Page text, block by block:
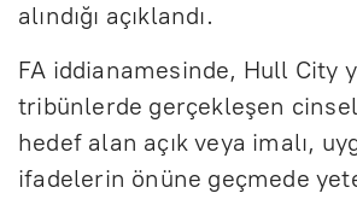
alındığı açıklandı.
FA iddianamesinde, Hull City
tribünlerde gerçekleşen
hedef alan açık veya imalı,
ifadelerin önüne geçmede